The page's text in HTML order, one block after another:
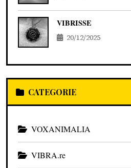
VIBRISSE
20/12/2025
CATEGORIE
VOXANIMALIA
VIBRA.re